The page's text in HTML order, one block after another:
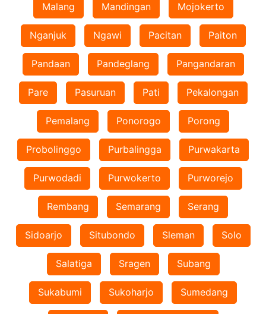
Malang Mandingan Mojokerto
Nganjuk Ngawi Pacitan Paiton
Pandaan Pandeglang Pangandaran
Pare Pasuruan Pati Pekalongan
Pemalang Ponorogo Porong
Probolinggo Purbalingga Purwakarta
Purwodadi Purwokerto Purworejo
Rembang Semarang Serang
Sidoarjo Situbondo Sleman Solo
Salatiga Sragen Subang
Sukabumi Sukoharjo Sumedang